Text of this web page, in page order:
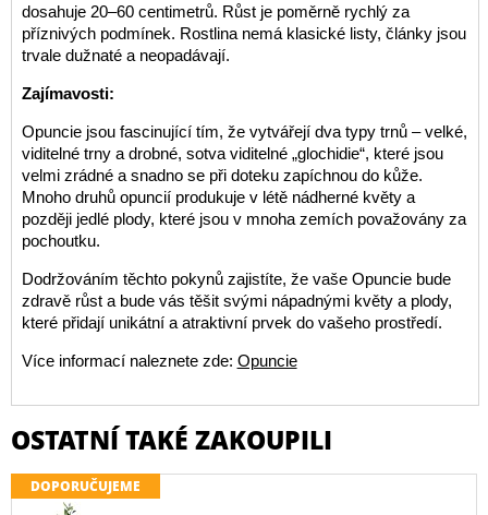
dosahuje 20–60 centimetrů. Růst je poměrně rychlý za
příznivých podmínek. Rostlina nemá klasické listy, články jsou
trvale dužnaté a neopadávají.
Zajímavosti:
Opuncie jsou fascinující tím, že vytvářejí dva typy trnů – velké,
viditelné trny a drobné, sotva viditelné „glochidie“, které jsou
velmi zrádné a snadno se při doteku zapíchnou do kůže.
Mnoho druhů opuncií produkuje v létě nádherné květy a
později jedlé plody, které jsou v mnoha zemích považovány za
pochoutku.
Dodržováním těchto pokynů zajistíte, že vaše Opuncie bude
zdravě růst a bude vás těšit svými nápadnými květy a plody,
které přidají unikátní a atraktivní prvek do vašeho prostředí.
Více informací naleznete zde: Opuncie
OSTATNÍ TAKÉ ZAKOUPILI
DOPORUČUJEME